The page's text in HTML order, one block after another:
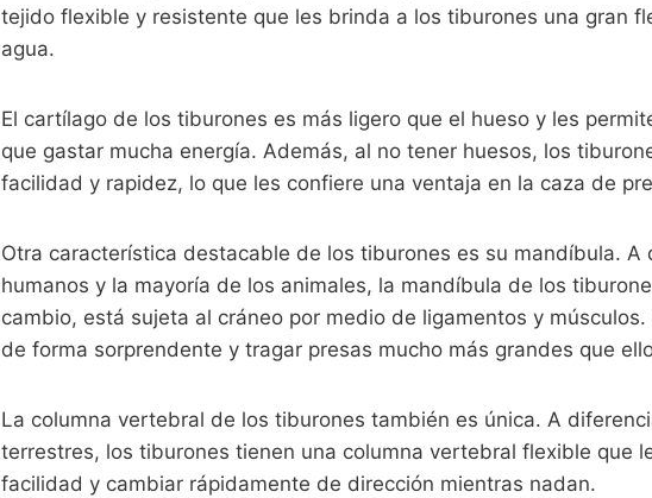
tejido flexible y resistente que les brinda a los tiburones una gran
agua.
El cartílago de los tiburones es más ligero que el hueso y les
que gastar mucha energía. Además, al no tener huesos, los
facilidad y rapidez, lo que les confiere una ventaja en la caza de
Otra característica destacable de los tiburones es su mandíbula. A
humanos y la mayoría de los animales, la mandíbula de los
cambio, está sujeta al cráneo por medio de ligamentos y
de forma sorprendente y tragar presas mucho más grandes que
La columna vertebral de los tiburones también es única. A
terrestres, los tiburones tienen una columna vertebral flexible que
facilidad y cambiar rápidamente de dirección mientras nadan.